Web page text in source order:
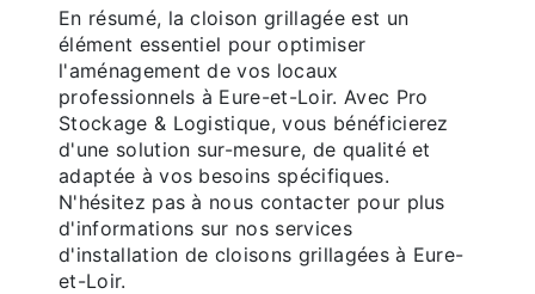
En résumé, la cloison grillagée est un
élément essentiel pour optimiser
l'aménagement de vos locaux
professionnels à Eure-et-Loir. Avec Pro
Stockage & Logistique, vous bénéficierez
d'une solution sur-mesure, de qualité et
adaptée à vos besoins spécifiques.
N'hésitez pas à nous contacter pour plus
d'informations sur nos services
d'installation de cloisons grillagées à Eure-
et-Loir.